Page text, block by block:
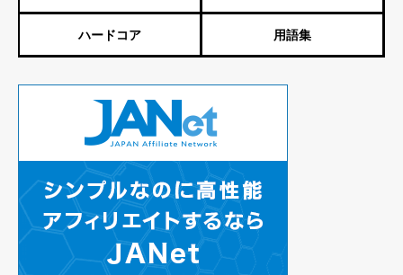
ハードコア 用語集